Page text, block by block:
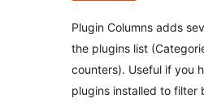
Plugin Columns adds
the plugins list
counters). Useful if you
plugins installed to filter